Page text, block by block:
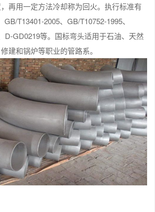
再用一定方法冷却称为回火。执行标准有
T13401-2005、GB/T10752-1995、
D-GD0219等。国标弯头适用于石油、天然
建和锅炉等职业的管路系。